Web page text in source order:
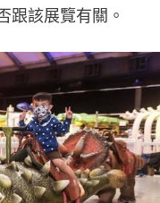
跟該展覽有關。